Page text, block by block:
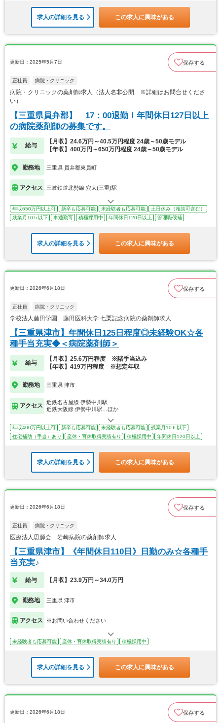
求人の詳細を見る この求人に興味がある
更新日：2025年5月7日 保存する
正社員 病院・クリニック
病院・クリニックの薬剤師求人（法人名非公開 ※詳細はお問合せくださ
い）
【三重県員弁郡】 17：00退勤！年間休日127日以上
の病院薬剤師の募集です。
給与
【月収】24.6万円～40.5万円程度 24歳～50歳モデル
【年収】400万円～650万円程度 24歳～50歳モデル
勤務地 三重県 員弁郡東員町
アクセス 三岐鉄道北勢線 穴太(三重)駅
年収650万円以上可 新卒も応募可能 未経験者も応募可能
土日休み（相談可含む）
残業月10ｈ以下
車通勤可 積極採用中 年間休日120日以上 管理職候補
求人の詳細を見る この求人に興味がある
更新日：2026年6月18日 保存する
正社員 病院・クリニック
学校法人藤田学園 藤田医科大学 七栗記念病院の薬剤師求人
【三重県津市】年間休日125日程度◎未経験OK☆各
種手当充実◆＜病院薬剤師＞
給与
【月収】25.6万円程度 ※諸手当込み
【年収】419万円程度 ※想定年収
勤務地 三重県 津市
アクセス
近鉄名古屋線 伊勢中川駅
近鉄大阪線 伊勢中川駅…ほか
年収400万円以上可 新卒も応募可能 未経験者も応募可能
残業月10ｈ以下
住宅補助（手当）あり
産休・育休取得実績有り 積極採用中 年間休日120日以上
求人の詳細を見る この求人に興味がある
更新日：2026年6月18日 保存する
正社員 病院・クリニック
医療法人思源会 岩崎病院の薬剤師求人
【三重県津市】《年間休日110日》日勤のみ☆各種手
当充実♪
給与 【月収】23.9万円～34.0万円
勤務地 三重県 津市
アクセス ※お問い合わせください
未経験者も応募可能 産休・育休取得実績有り 積極採用中
求人の詳細を見る この求人に興味がある
更新日：2026年6月18日 保存する